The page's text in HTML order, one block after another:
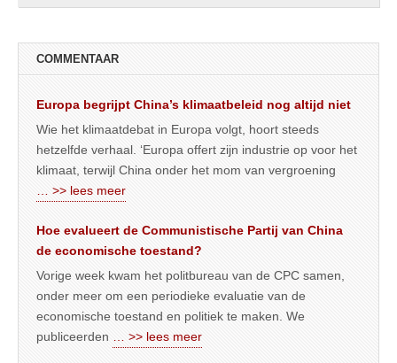
COMMENTAAR
Europa begrijpt China’s klimaatbeleid nog altijd niet
Wie het klimaatdebat in Europa volgt, hoort steeds
hetzelfde verhaal. ‘Europa offert zijn industrie op voor het
klimaat, terwijl China onder het mom van vergroening
… >> lees meer
Hoe evalueert de Communistische Partij van China
de economische toestand?
Vorige week kwam het politbureau van de CPC samen,
onder meer om een periodieke evaluatie van de
economische toestand en politiek te maken. We
publiceerden
… >> lees meer